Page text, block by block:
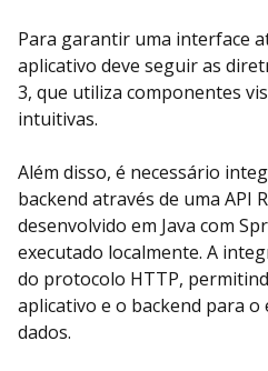
Para garantir uma interface
aplicativo deve seguir as
3, que utiliza componentes
intuitivas.
Além disso, é necessário
backend através de uma API
desenvolvido em Java com
executado localmente. A
do protocolo HTTP,
aplicativo e o backend para
dados.